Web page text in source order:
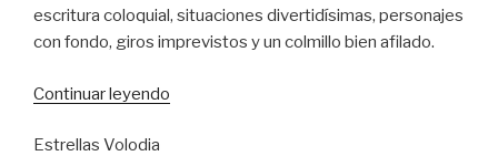
escritura coloquial, situaciones divertidísimas, personajes
con fondo, giros imprevistos y un colmillo bien afilado.
Continuar leyendo
Estrellas Volodia